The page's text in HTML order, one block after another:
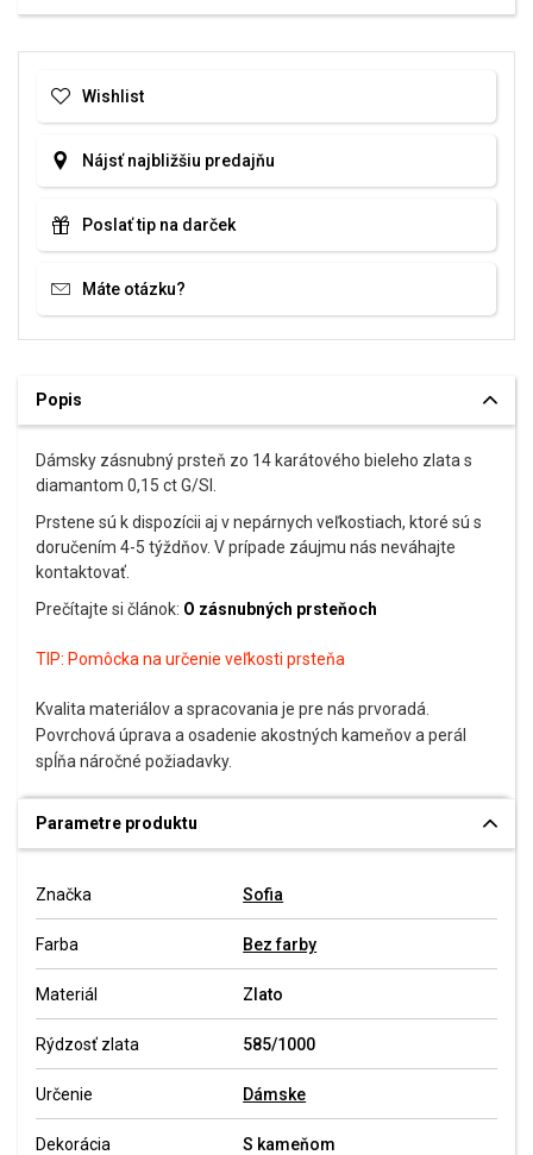
Wishlist
Nájsť najbližšiu predajňu
Poslať tip na darček
Máte otázku?
Popis
Dámsky zásnubný prsteň zo 14 karátového bieleho zlata s
diamantom 0,15 ct G/SI.
Prstene sú k dispozícii aj v nepárnych veľkostiach, ktoré sú s
doručením 4-5 týždňov. V prípade záujmu nás neváhajte
kontaktovať.
Prečítajte si článok: O zásnubných prsteňoch
TIP: Pomôcka na určenie veľkosti prsteňa
Kvalita materiálov a spracovania je pre nás prvoradá.
Povrchová úprava a osadenie akostných kameňov a perál
spĺňa náročné požiadavky.
Parametre produktu
Značka Sofia
Farba Bez farby
Materiál Zlato
Rýdzosť zlata 585/1000
Určenie Dámske
Dekorácia S kameňom